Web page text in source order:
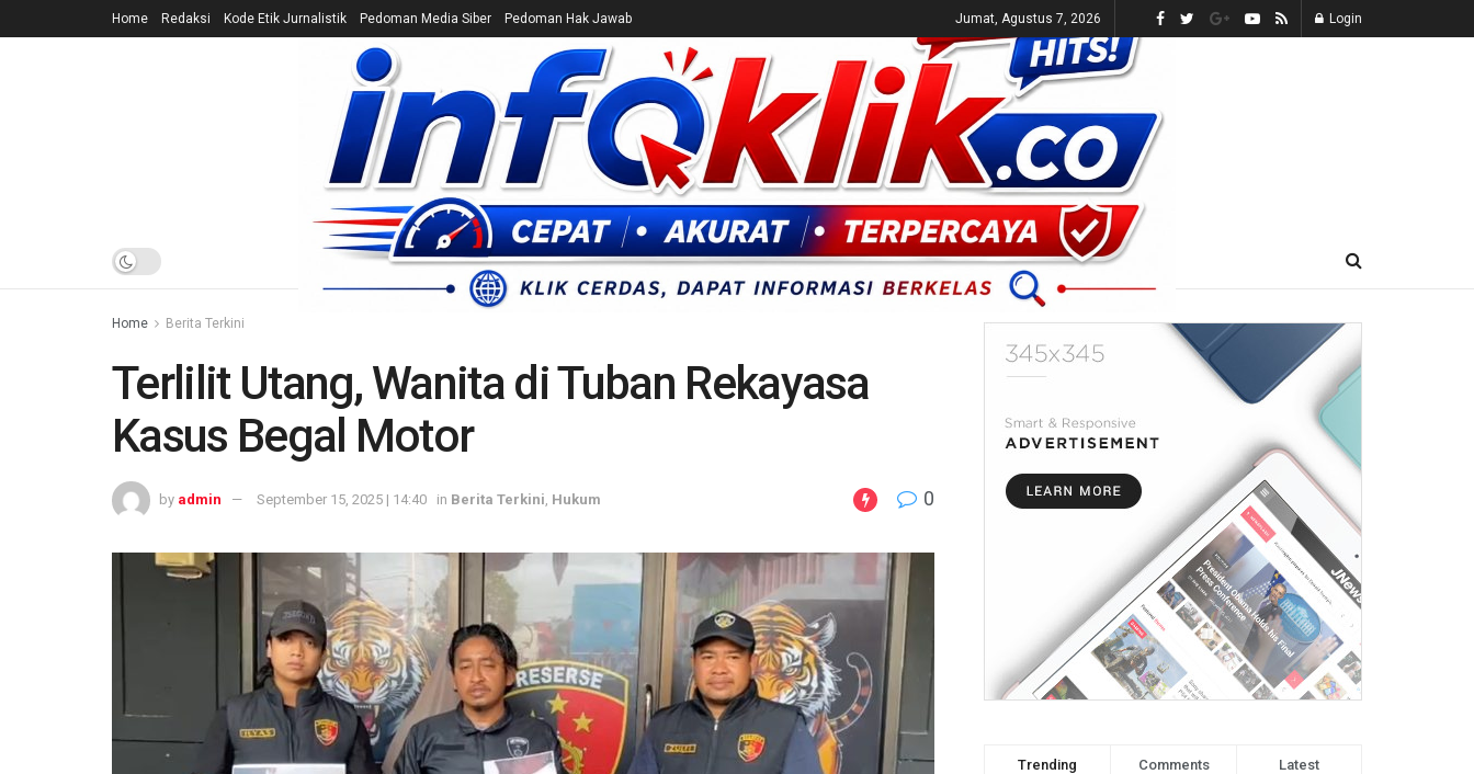
Home Redaksi Kode Etik Jurnalistik Pedoman Media Siber Pedoman Hak Jawab Jumat, Agustus 7, 2026 Login
HOME NEWS CEK FAKTA ENTERTAINMENT BREAKING NEWS UMUM E-KORAN LIVE TV
Home Berita Terkini
Terlilit Utang, Wanita di Tuban Rekayasa
Kasus Begal Motor
by admin September 15, 2025 | 14:40 in Berita Terkini Hukum 0
Trending Comments Latest